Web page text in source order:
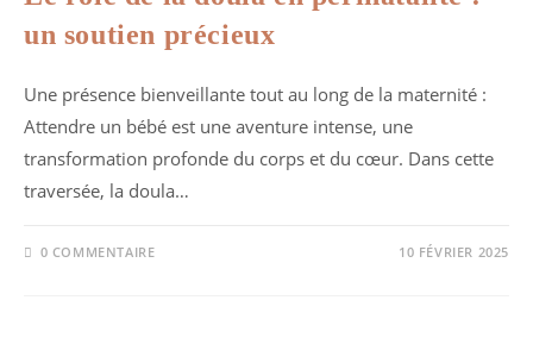
un soutien précieux
Une présence bienveillante tout au long de la maternité :
Attendre un bébé est une aventure intense, une
transformation profonde du corps et du cœur. Dans cette
traversée, la doula…
0 COMMENTAIRE 10 FÉVRIER 2025